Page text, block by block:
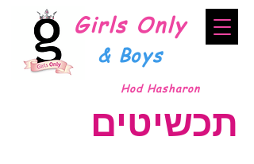
Girls Only
& Boys
Hod Hasharon
תכשיטים